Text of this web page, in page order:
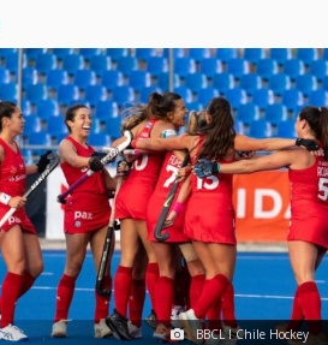
BBCL I Chile Hockey